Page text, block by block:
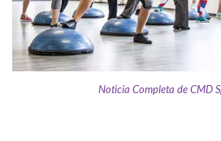
Noticia Completa de CMD